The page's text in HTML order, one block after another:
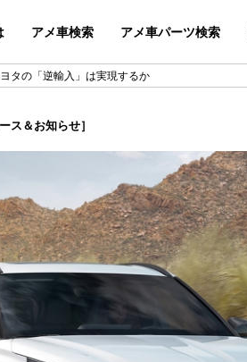
アメ車検索 アメ車パーツ検索
タの「逆輸入」は実現するか
ス＆お知らせ］